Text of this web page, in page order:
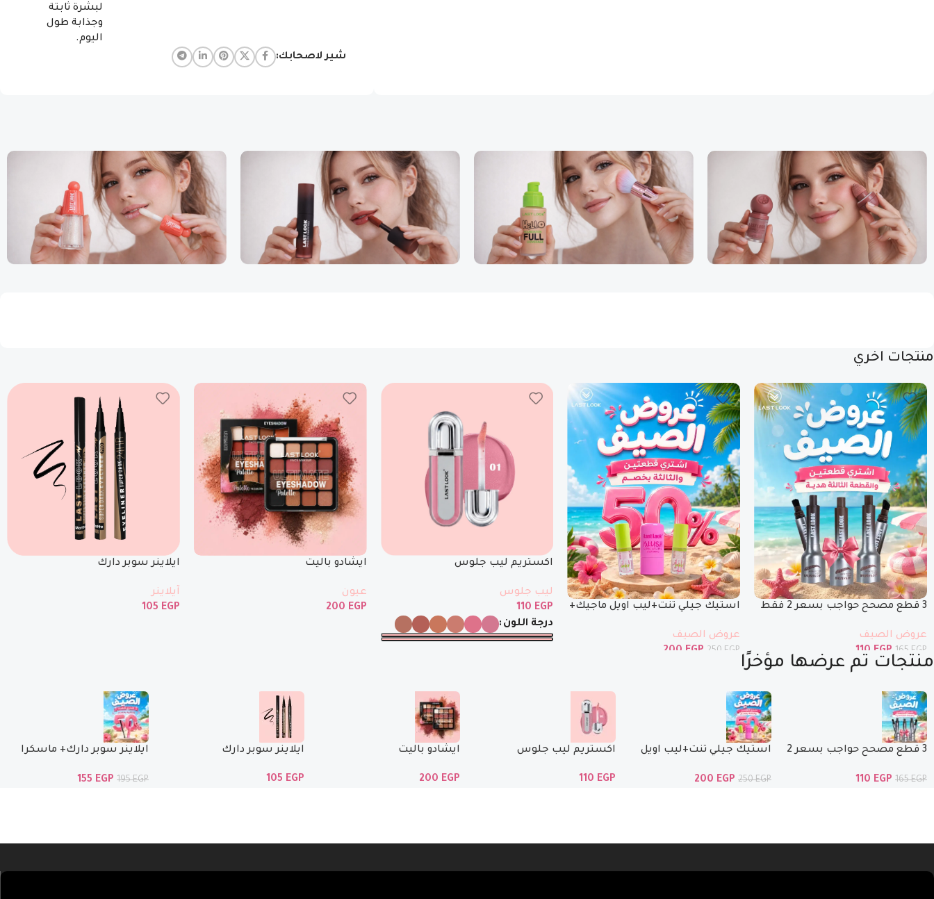
لبشرة ثابتة
وجذابة طول
اليوم.
شير لاصحابك:
منتجات اخري
3 قطع مصحح حواجب بسعر 2 فقط
عروض الصيف
165 EGP
110 EGP
استيك جيلي تنت+ليب اويل ماجيك+
عروض الصيف
250 EGP
200 EGP
اكستريم ليب جلوس
ليب جلوس
110 EGP
درجة اللون
ايشادو باليت
عيون
200 EGP
ايلاينر سوبر دارك
آيلاينر
105 EGP
منتجات تم عرضها مؤخرًا
3 قطع مصحح حواجب بسعر 2
165EGP
110 EGP
استيك جيلي تنت+ليب اويل
السعر
250EGP
200 EGP
اكستريم ليب جلوس
110 EGP
ايشادو باليت
200 EGP
ايلاينر سوبر دارك
105 EGP
ايلاينر سوبر دارك+ ماسكرا
195EGP
155 EGP